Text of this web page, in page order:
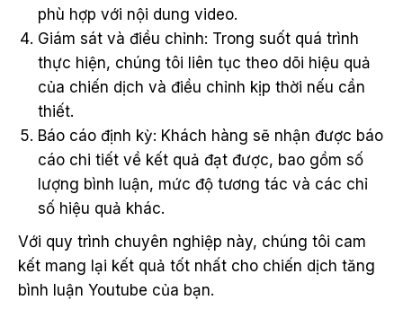
phù hợp với nội dung video.
Giám sát và điều chỉnh: Trong suốt quá trình
thực hiện, chúng tôi liên tục theo dõi hiệu quả
của chiến dịch và điều chỉnh kịp thời nếu cần
thiết.
Báo cáo định kỳ: Khách hàng sẽ nhận được báo
cáo chi tiết về kết quả đạt được, bao gồm số
lượng bình luận, mức độ tương tác và các chỉ
số hiệu quả khác.
Với quy trình chuyên nghiệp này, chúng tôi cam
kết mang lại kết quả tốt nhất cho chiến dịch tăng
bình luận Youtube của bạn.